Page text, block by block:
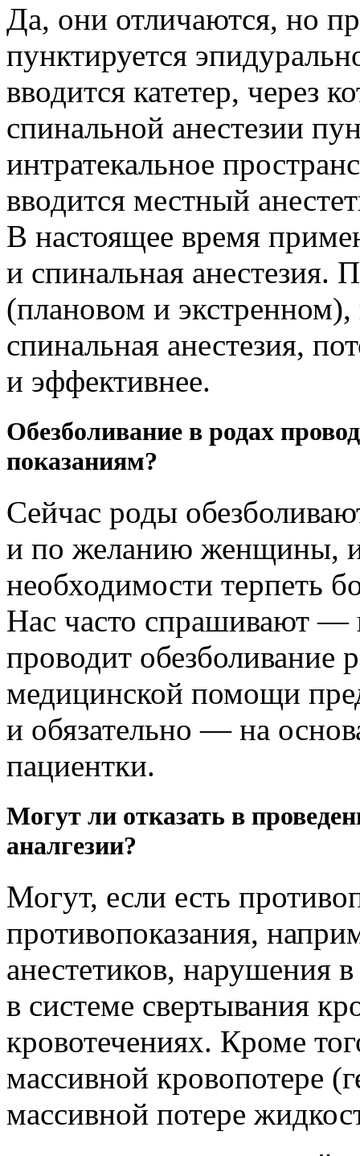
Да, они отличаются, но
пунктируется
вводится катетер, через
спинальной анестезии
интратекальное
вводится местный
В настоящее время
и спинальная анестезия.
(плановом и
спинальная анестезия,
и эффективнее.
Обезболивание в родах
показаниям?
Сейчас роды
и по желанию женщины,
необходимости терпеть
Нас часто спрашивают —
проводит обезболивание
медицинской помощи
и обязательно — на
пациентки.
Могут ли отказать в
аналгезии?
Могут, если есть
противопоказания,
анестетиков, нарушения в
в системе свертывания
кровотечениях. Кроме
массивной кровопотере
массивной потере